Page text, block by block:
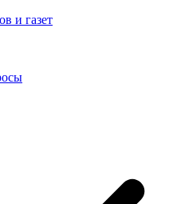
и газет